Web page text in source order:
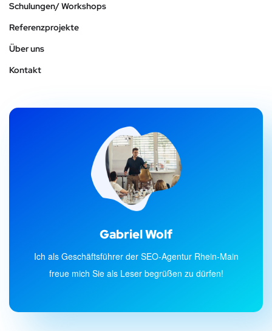
Schulungen/ Workshops
Referenzprojekte
Über uns
Kontakt
Gabriel Wolf
Ich als Geschäftsführer der SEO-Agentur Rhein-Main
freue mich Sie als Leser begrüßen zu dürfen!